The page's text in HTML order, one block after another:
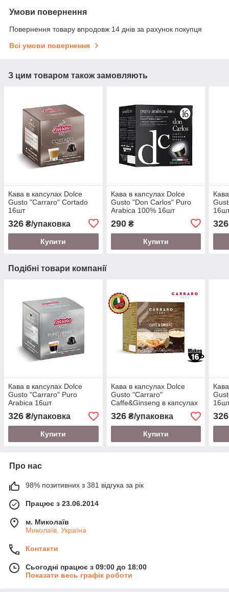
Умови повернення
Повернення товару впродовж 14 днів за рахунок покупця
Всі умови повернення
З цим товаром також замовляють
Кава в капсулах Dolce
Gusto "Carraro" Cortado
16шт
326 ₴/упаковка
Купити
Кава в капсулах Dolce
Gusto "Don Carlos" Puro
Arabica 100% 16шт
290₴
Купити
326
Подібні товари компанії
Кава в капсулах Dolce
Gusto "Carraro" Puro
Arabica 16шт
326 ₴/упаковка
Купити
Кава в капсулах Dolce
Gusto "Carraro"
Caffe&Ginseng в капсулах
16шт
326₴/упаковка
Купити
326
Про нас
98% позитивних з 381 відгука за рік
Працює з 23.06.2014
м. Миколаїв
Миколаїв, Україна
Контакти
Сьогодні працює з 09:00 до 18:00
Показати весь графік роботи